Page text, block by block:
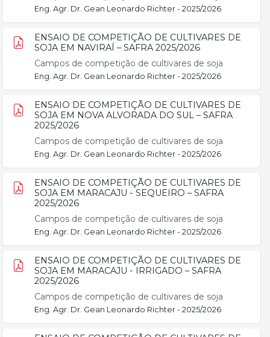
Eng. Agr. Dr. Gean Leonardo Richter - 2025/2026
ENSAIO DE COMPETIÇÃO DE CULTIVARES DE
SOJA EM NAVIRAÍ – SAFRA 2025/2026
Campos de competição de cultivares de soja
Eng. Agr. Dr. Gean Leonardo Richter - 2025/2026
ENSAIO DE COMPETIÇÃO DE CULTIVARES DE
SOJA EM NOVA ALVORADA DO SUL – SAFRA
2025/2026
Campos de competição de cultivares de soja
Eng. Agr. Dr. Gean Leonardo Richter - 2025/2026
ENSAIO DE COMPETIÇÃO DE CULTIVARES DE
SOJA EM MARACAJU - SEQUEIRO – SAFRA
2025/2026
Campos de competição de cultivares de soja
Eng. Agr. Dr. Gean Leonardo Richter - 2025/2026
ENSAIO DE COMPETIÇÃO DE CULTIVARES DE
SOJA EM MARACAJU - IRRIGADO – SAFRA
2025/2026
Campos de competição de cultivares de soja
Eng. Agr. Dr. Gean Leonardo Richter - 2025/2026